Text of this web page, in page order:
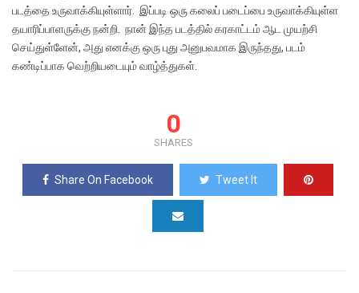
படத்தை உருவாக்கியுள்ளார். இப்படி ஒரு கலைப் படைப்பை உருவாக்கியுள்ள
தயாரிப்பாளருக்கு நன்றி. நான் இந்த படத்தில் கரகாட்டம் ஆட முயற்சி
செய்துள்ளேன், அது எனக்கு ஒரு புது அனுபவமாக இருந்தது, படம்
கண்டிப்பாக வெற்றியடையும் வாழ்த்துகள்.
0
SHARES
Share On Facebook Tweet It